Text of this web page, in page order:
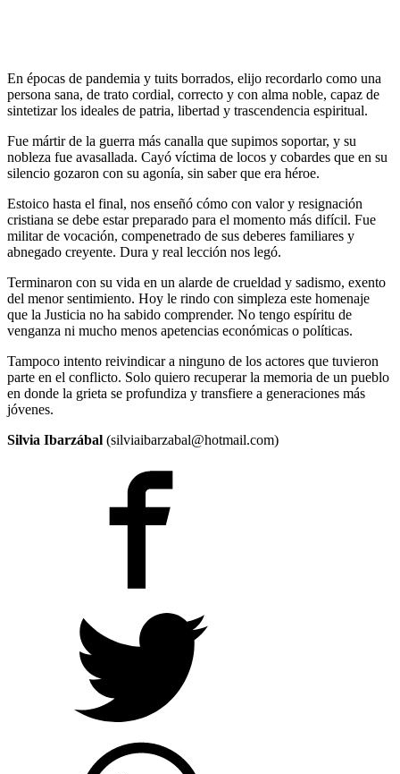
En épocas de pandemia y tuits borrados, elijo recordarlo como una
persona sana, de trato cordial, correcto y con alma noble, capaz de
sintetizar los ideales de patria, libertad y trascendencia espiritual.
Fue mártir de la guerra más canalla que supimos soportar, y su
nobleza fue avasallada. Cayó víctima de locos y cobardes que en su
silencio gozaron con su agonía, sin saber que era héroe.
Estoico hasta el final, nos enseñó cómo con valor y resignación
cristiana se debe estar preparado para el momento más difícil. Fue
militar de vocación, compenetrado de sus deberes familiares y
abnegado creyente. Dura y real lección nos legó.
Terminaron con su vida en un alarde de crueldad y sadismo, exento
del menor sentimiento. Hoy le rindo con simpleza este homenaje
que la Justicia no ha sabido comprender. No tengo espíritu de
venganza ni mucho menos apetencias económicas o políticas.
Tampoco intento reivindicar a ninguno de los actores que tuvieron
parte en el conflicto. Solo quiero recuperar la memoria de un pueblo
en donde la grieta se profundiza y transfiere a generaciones más
jóvenes.
Silvia Ibarzábal (silviaibarzabal@hotmail.com)